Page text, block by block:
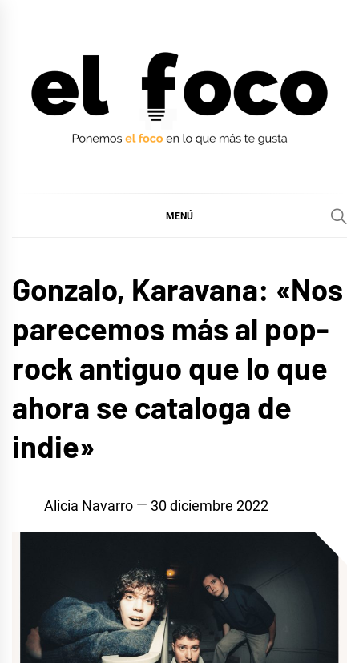
MENÚ
Gonzalo, Karavana: «Nos
parecemos más al pop-
rock antiguo que lo que
ahora se cataloga de
indie»
Alicia Navarro 30 diciembre 2022